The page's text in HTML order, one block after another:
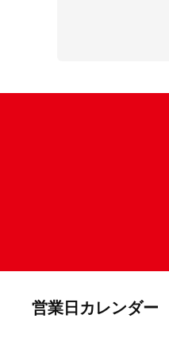
営業⽇カレンダー